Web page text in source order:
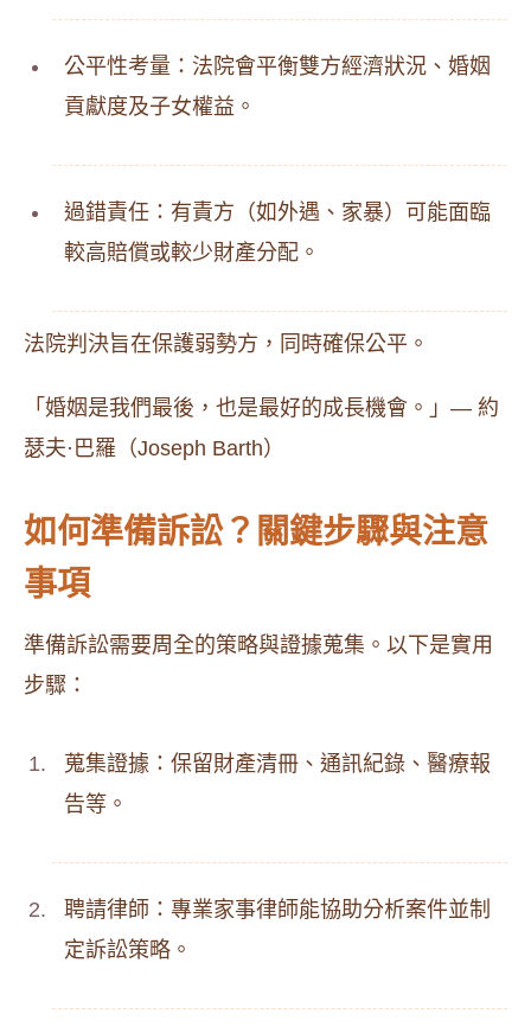
公平性考量：法院會平衡雙方經濟狀況、婚姻
貢獻度及子女權益。
過錯責任：有責方（如外遇、家暴）可能面臨
較高賠償或較少財產分配。
法院判決旨在保護弱勢方，同時確保公平。
「婚姻是我們最後，也是最好的成長機會。」— 約
瑟夫·巴羅（Joseph Barth）
如何準備訴訟？關鍵步驟與注意
事項
準備訴訟需要周全的策略與證據蒐集。以下是實用
步驟：
蒐集證據：保留財產清冊、通訊紀錄、醫療報
告等。
聘請律師：專業家事律師能協助分析案件並制
定訴訟策略。